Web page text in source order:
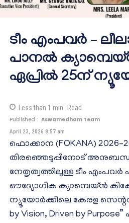
ടീം എംപവർ –
പാനൽ
ഏപ്രിൽ 25ന്
Less than 1 min. Read
Published : Aswamedham Team
April 23, 2026 8:57 am
ഫൊക്കാന (FOKANA)
തിരഞ്ഞെടുപ്പിനോട്
നേതൃത്വത്തിലുള്ള ടീം എംപവർ
ഔദ്യോഗിക ക്യാമ്പെയ്ൻ
ന്യൂയോർക്കിലെ കേരള
by Vision, Driven by